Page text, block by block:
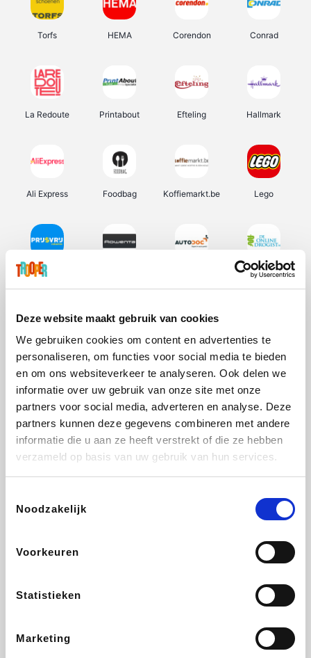
Deze website maakt gebruik van cookies
We gebruiken cookies om content en advertenties te
personaliseren, om functies voor social media te bieden
en om ons websiteverkeer te analyseren. Ook delen we
informatie over uw gebruik van onze site met onze
partners voor social media, adverteren en analyse. Deze
partners kunnen deze gegevens combineren met andere
informatie die u aan ze heeft verstrekt of die ze hebben
verzameld op basis van uw gebruik van hun services.
Noodzakelijk
Voorkeuren
Statistieken
Marketing
Torfs HEMA Corendon Conrad
La Redoute Printabout Efteling Hallmark
Ali Express Foodbag Koffiemarkt.be Lego
Prijsvrij De Online Drogist
Vidaxl Lampenlicht.be Plopsa Adidas
All Accor
DectDirect
SupraBazar